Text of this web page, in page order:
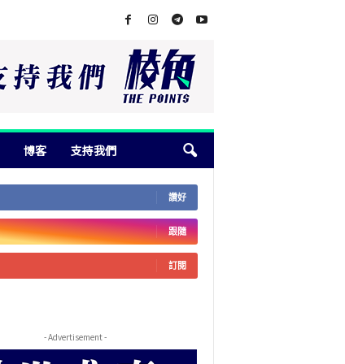
博客 支持我們
讚好
跟隨
訂閱
- Advertisement -